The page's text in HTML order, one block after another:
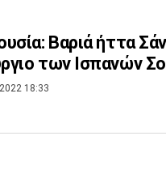
Βαριά ήττα
των Ισπανών
18:33